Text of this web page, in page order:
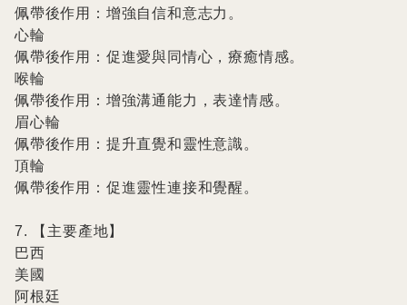
佩帶後作用：增強自信和意志力。
心輪
佩帶後作用：促進愛與同情心，療癒情感。
喉輪
佩帶後作用：增強溝通能力，表達情感。
眉心輪
佩帶後作用：提升直覺和靈性意識。
頂輪
佩帶後作用：促進靈性連接和覺醒。
7. 【主要產地】
巴西
美國
阿根廷